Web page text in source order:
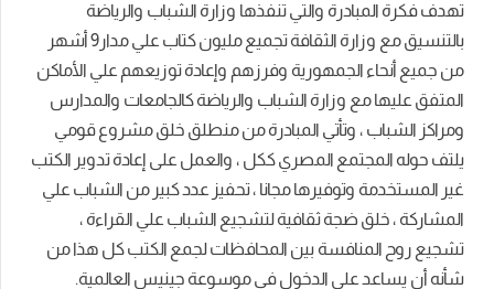
تهدف فكرة المبادرة والتي تنفذها وزارة الشباب والرياضة
بالتنسيق مع وزارة الثقافة تجميع مليون كتاب علي مدار9 أشهر
من جميع أنحاء الجمهورية وفرزهم وإعادة توزيعهم علي الأماكن
المتفق عليها مع وزارة الشباب والرياضة كالجامعات والمدارس
ومراكز الشباب ، وتأتي المبادرة من منطلق خلق مشروع قومي
يلتف حوله المجتمع المصري ككل ، والعمل على إعادة تدوير الكتب
غير المستخدمة وتوفيرها مجانا ، تحفيز عدد كبير من الشباب علي
المشاركة ، خلق ضجة ثقافية لتشجيع الشباب علي القراءة ،
تشجيع روح المنافسة بين المحافظات لجمع الكتب كل هذا من
شأنه أن يساعد على الدخول في موسوعة جينيس العالمية.